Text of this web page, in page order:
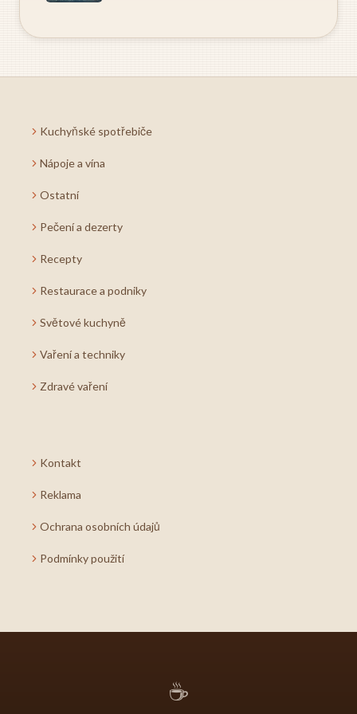
Kuchyňské spotřebiče
Nápoje a vína
Ostatní
Pečení a dezerty
Recepty
Restaurace a podniky
Světové kuchyně
Vaření a techniky
Zdravé vaření
Kontakt
Reklama
Ochrana osobních údajů
Podmínky použití
☕